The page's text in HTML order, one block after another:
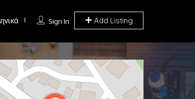
Sign In Add Listing